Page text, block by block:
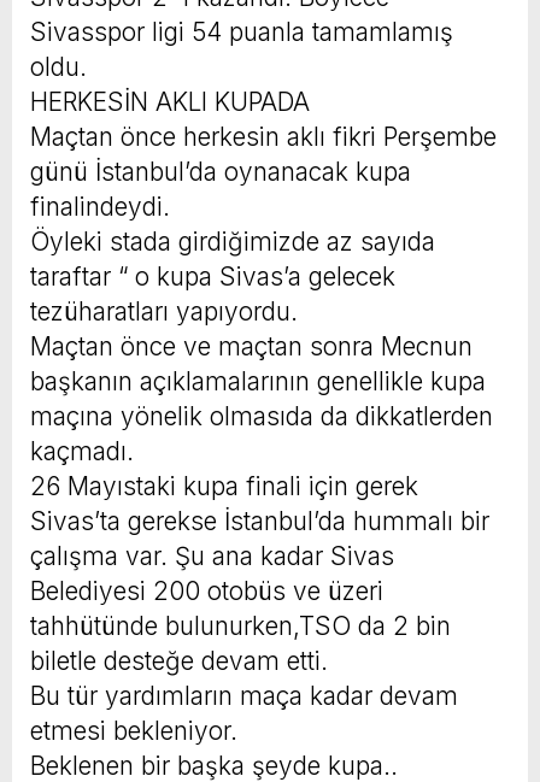
Sivasspor ligi 54 puanla tamamlamış
oldu.
HERKESİN AKLI KUPADA
Maçtan önce herkesin aklı fikri Perşembe
günü İstanbul’da oynanacak kupa
finalindeydi.
Öyleki stada girdiğimizde az sayıda
taraftar “ o kupa Sivas’a gelecek
tezüharatları yapıyordu.
Maçtan önce ve maçtan sonra Mecnun
başkanın açıklamalarının genellikle kupa
maçına yönelik olmasıda da dikkatlerden
kaçmadı.
26 Mayıstaki kupa finali için gerek
Sivas’ta gerekse İstanbul’da hummalı bir
çalışma var. Şu ana kadar Sivas
Belediyesi 200 otobüs ve üzeri
tahhütünde bulunurken,TSO da 2 bin
biletle desteğe devam etti.
Bu tür yardımların maça kadar devam
etmesi bekleniyor.
Beklenen bir başka şeyde kupa..